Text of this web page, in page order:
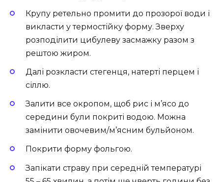
Крупу ретельно промити до прозорої води і
викласти у термостійку форму. Зверху
розподілити цибулеву засмажку разом з
рештою жиром.
Далі розкласти стегенця, натерті перцем і
сіллю.
Залити все окропом, щоб рис і м’ясо до
середини були покриті водою. Можна
замінити овочевим/м’ясним бульйоном.
Покрити форму фольгою.
Запікати страву при середній температурі